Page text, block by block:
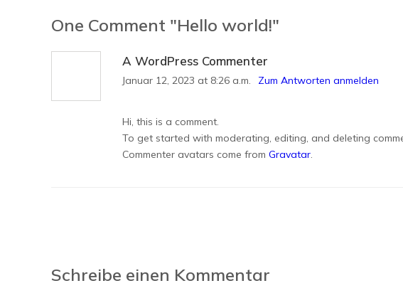
One Comment "Hello world!"
A WordPress Commenter
Januar 12, 2023 at 8:26 a.m. Zum Antworten anmelden
Hi, this is a comment.
To get started with moderating, editing, and deleting
Commenter avatars come from Gravatar.
Schreibe einen Kommentar